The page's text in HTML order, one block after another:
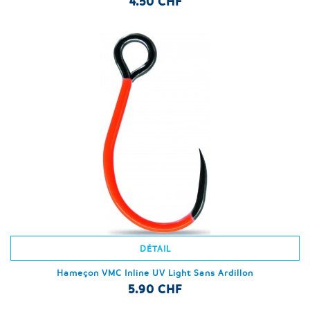
DÉTAIL
Hameçon VMC Inline UV Light Sans Ardillon
5.90 CHF